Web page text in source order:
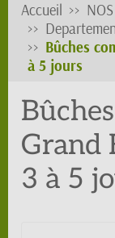
Accueil
Bûches
à 5 jours
Grand
3 à 5